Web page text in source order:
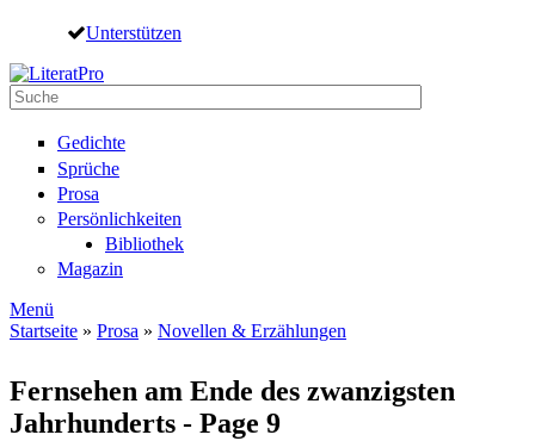
Direkt zum Inhalt
Unterstützen
Suche
Gedichte
Sprüche
Prosa
Persönlichkeiten
Bibliothek
Magazin
Menü
Startseite » Prosa » Novellen & Erzählungen
Fernsehen am Ende des zwanzigsten
Jahrhunderts - Page 9